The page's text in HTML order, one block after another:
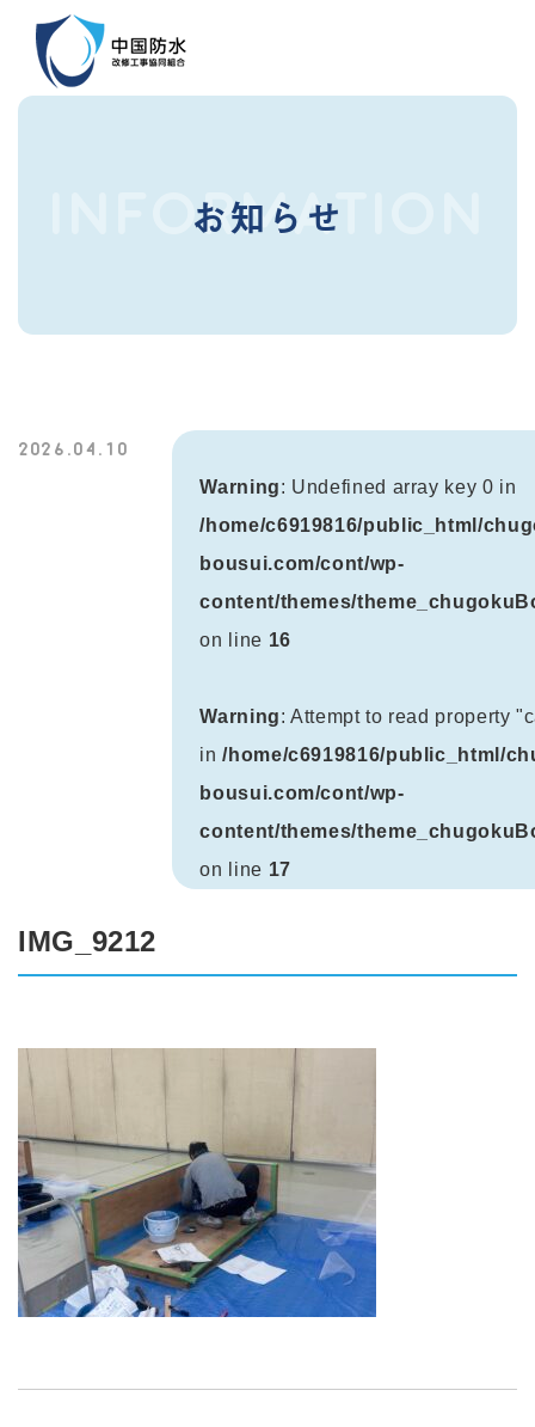
INFORMATION
お知らせ
2026.04.10
Warning: Undefined array key 0 in
/home/c6919816/public_html/
bousui.com/cont/wp-
content/themes/
on line 16
Warning: Attempt to read property
in/home/c6919816/public_html/
bousui.com/cont/wp-
content/themes/
on line 17
IMG_9212